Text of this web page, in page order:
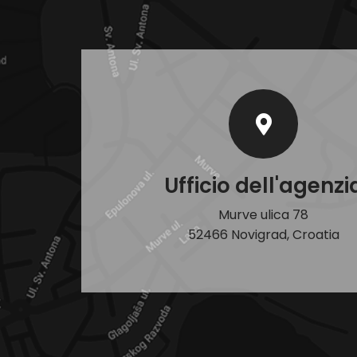
Ufficio
Murve ulica 78
52466 Novigrad, Croatia